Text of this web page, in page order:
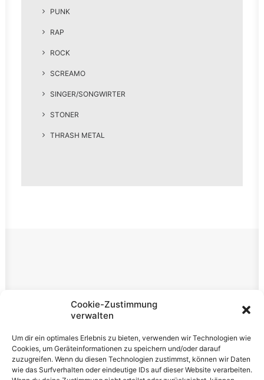
Cookie-Zustimmung
verwalten
Um dir ein optimales Erlebnis zu bieten, verwenden wir Technologien wie
Cookies, um Geräteinformationen zu speichern und/oder darauf
zuzugreifen. Wenn du diesen Technologien zustimmst, können wir Daten
wie das Surfverhalten oder eindeutige IDs auf dieser Website verarbeiten.
PUNK
RAP
ROCK
SCREAMO
SINGER/SONGWIRTER
STONER
THRASH METAL
Rechtliches
Datenschutzerklärung
Cookie-Richtlinie (EU)